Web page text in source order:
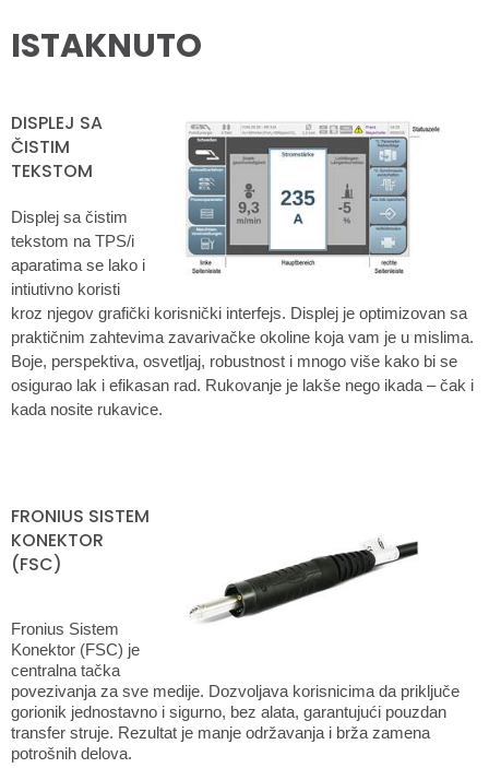
ISTAKNUTO
DISPLEJ SA
ČISTIM
TEKSTOM
Displej sa čistim
tekstom na TPS/i
aparatima se lako i
intiutivno koristi
kroz njegov grafički korisnički interfejs. Displej je optimizovan sa
praktičnim zahtevima zavarivačke okoline koja vam je u mislima.
Boje, perspektiva, osvetljaj, robustnost i mnogo više kako bi se
osigurao lak i efikasan rad. Rukovanje je lakše nego ikada – čak i
kada nosite rukavice.
FRONIUS SISTEM
KONEKTOR
(FSC)
Fronius Sistem
Konektor (FSC) je
centralna tačka
povezivanja za sve medije. Dozvoljava korisnicima da priključe
gorionik jednostavno i sigurno, bez alata, garantujući pouzdan
transfer struje. Rezultat je manje održavanja i brža zamena
potrošnih delova.